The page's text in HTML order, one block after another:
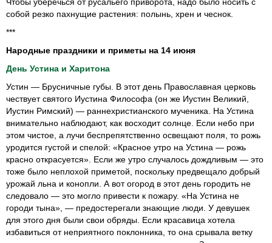
собой резко пахнущие растения: полынь, хрен и чеснок.
***
Народные праздники и приметы на 14 июня
День Устина и Харитона
Устин — Брусничные губы. В этот день Православная церковь
чествует святого Иустина Философа (он же Иустин Великий,
Иустин Римский) — раннехристианского мученика. На Устина
внимательно наблюдают, как восходит солнце. Если небо при
этом чистое, а лучи беспрепятственно освещают поля, то рожь
уродится густой и спелой: «Красное утро на Устина — рожь
красно открасуется». Если же утро случалось дождливым — это
тоже было неплохой приметой, поскольку предвещало добрый
урожай льна и конопли. А вот огород в этот день городить не
следовало — это могло привести к пожару. «На Устина не
городи тына», — предостерегали знающие люди. У девушек
для этого дня были свои обряды. Если красавица хотела
избавиться от неприятного поклонника, то она срывала ветку